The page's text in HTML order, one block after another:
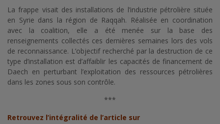
La frappe visait des installations de l’industrie pétrolière située
en Syrie dans la région de Raqqah. Réalisée en coordination
avec la coalition, elle a été menée sur la base des
renseignements collectés ces dernières semaines lors des vols
de reconnaissance. L’objectif recherché par la destruction de ce
type d’installation est d’affaiblir les capacités de financement de
Daech en perturbant l’exploitation des ressources pétrolières
dans les zones sous son contrôle.
***
Retrouvez l’intégralité de l’article sur